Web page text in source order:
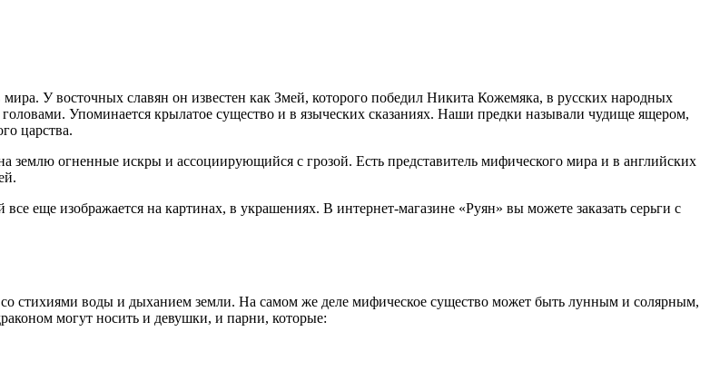
У восточных славян он известен как Змей, которого победил Никита Кожемяка, в русских народных
Упоминается крылатое существо и в языческих сказаниях. Наши предки называли чудище ящером,
царства.
огненные искры и ассоциирующийся с грозой. Есть представитель мифического мира и в английских
еще изображается на картинах, в украшениях. В интернет-магазине «Руян» вы можете заказать серьги с
стихиями воды и дыханием земли. На самом же деле мифическое существо может быть лунным и солярным,
могут носить и девушки, и парни, которые: